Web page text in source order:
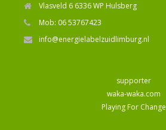
Vlasveld 6 6336 WP Hulsberg
Mob: 06 53767423
info@energielabelzuidlimburg.nl
supporter
waka-waka.com
Playing For Change